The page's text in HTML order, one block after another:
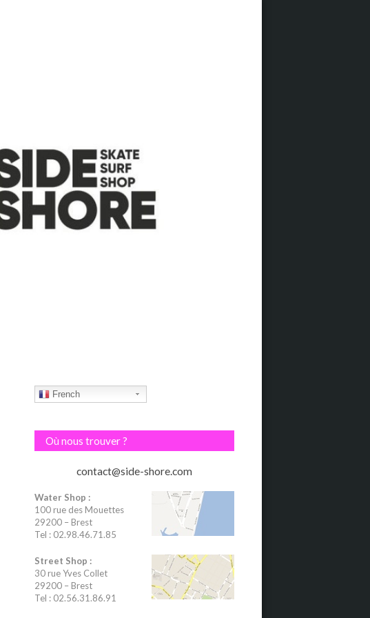
French
Où nous trouver ?
contact@side-shore.com
Water Shop :
100 rue des Mouettes
29200 – Brest
Tel : 02.98.46.71.85
Street Shop :
30 rue Yves Collet
29200 – Brest
Tel : 02.56.31.86.91